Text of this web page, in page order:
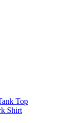
Top
Shirt